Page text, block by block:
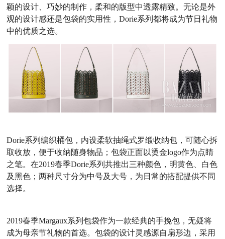
颖的设计、巧妙的制作，柔和的版型中透露精致。无论是外
观的设计感还是包袋的实用性，Dorie系列都将成为节日礼物
中的优质之选。
Dorie系列编织桶包，内设柔软抽绳式罗缎收纳包，可随心拆
取收放，便于收纳随身物品；包袋正面以烫金logo作为点睛
之笔。在2019春季Dorie系列共推出三种颜色，明黄色、白色
及黑色；两种尺寸分为中号及大号，为日常的搭配提供不同
选择。
2019春季Margaux系列包袋作为一款经典的手挽包，无疑将
成为母亲节礼物的首选。包袋的设计灵感源自扇形边，采用